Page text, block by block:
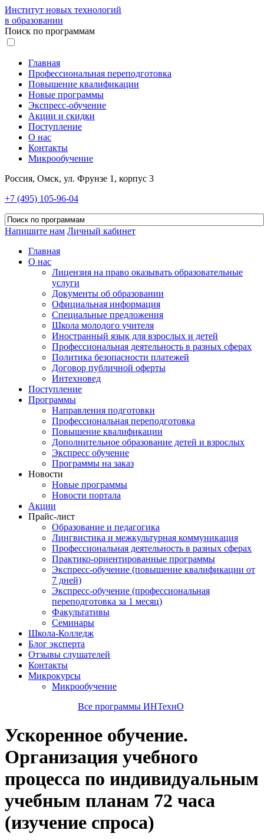
Институт новых технологий
в образовании
Поиск по программам
Главная
Профессиональная переподготовка
Повышение квалификации
Новые программы
Экспресс-обучение
Акции и скидки
Поступление
О нас
Контакты
Микрообучение
Россия, Омск, ул. Фрунзе 1, корпус 3
+7 (495) 105-96-04
Напишите нам Личный кабинет
Главная
О нас
Лицензия на право оказывать образовательные
услуги
Документы об образовании
Официальная информация
Специальные предложения
Школа молодого учителя
Иностранный язык для взрослых и детей
Профессиональная деятельность в разных сферах
Политика безопасности платежей
Договор публичной оферты
Интехновед
Поступление
Программы
Направления подготовки
Профессиональная переподготовка
Повышение квалификации
Дополнительное образование детей и взрослых
Экспресс обучение
Программы на заказ
Новости
Новые программы
Новости портала
Акции
Прайс-лист
Образование и педагогика
Лингвистика и межкультурная коммуникация
Профессиональная деятельность в разных сферах
Практико-ориентированные программы
Экспресс-обучение (повышение квалификации от
7 дней)
Экспресс-обучение (профессиональная
переподготовка за 1 месяц)
Факультативы
Семинары
Школа-Колледж
Блог эксперта
Отзывы слушателей
Контакты
Микрокурсы
Микрообучение
Все программы ИНТехнО
Ускоренное обучение.
Организация учебного
процесса по индивидуальным
учебным планам 72 часа
(изучение спроса)